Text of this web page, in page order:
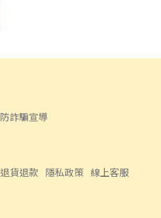
防詐騙宣導
退貨退款 隱私政策 線上客服